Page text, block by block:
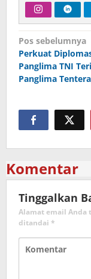
Navigasi
pos
Pos sebelumnya
Perkuat
Panglima TNI
Panglima
Komentar
Tinggalkan
Alamat email Anda
ditandai *